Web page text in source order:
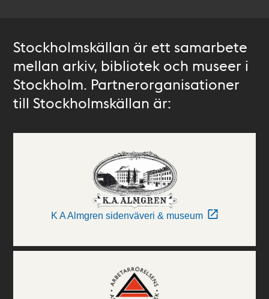
Stockholmskällan är ett samarbete
mellan arkiv, bibliotek och museer i
Stockholm. Partnerorganisationer
till Stockholmskällan är:
K A Almgren sidenväveri & museum